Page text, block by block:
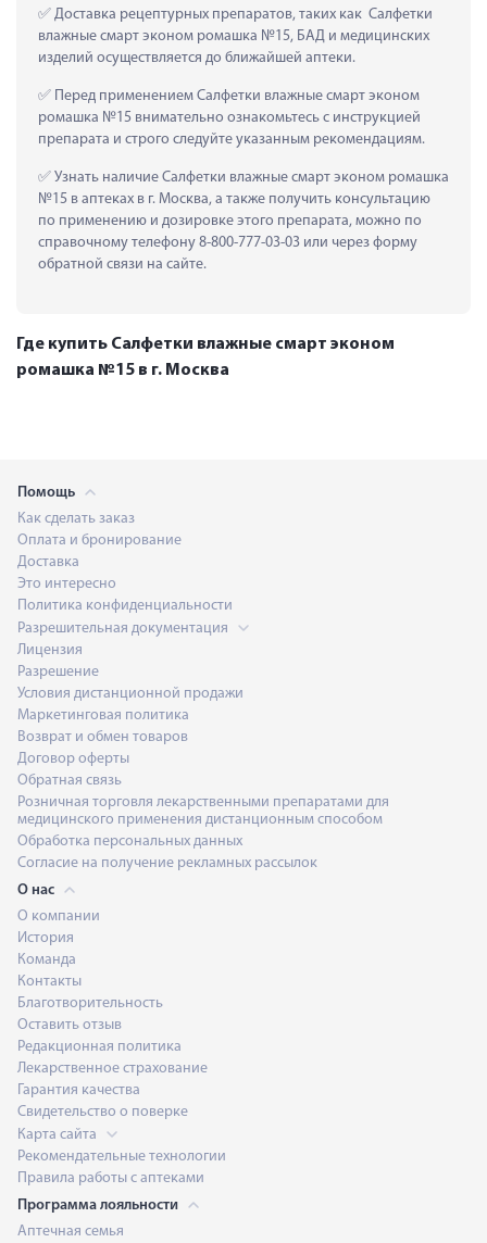
Доставка рецептурных препаратов, таких как  Салфетки
влажные смарт эконом ромашка №15, БАД и медицинских
изделий осуществляется до ближайшей аптеки.
Перед применением Салфетки влажные смарт эконом
ромашка №15 внимательно ознакомьтесь с инструкцией
препарата и строго следуйте указанным рекомендациям.
Узнать наличие Салфетки влажные смарт эконом ромашка
№15 в аптеках в г. Москва, а также получить консультацию
по применению и дозировке этого препарата, можно по
справочному телефону 8-800-777-03-03 или через форму
обратной связи на сайте.
Где купить Салфетки влажные смарт эконом
ромашка №15 в г. Москва
Помощь
Как сделать заказ
Оплата и бронирование
Доставка
Это интересно
Политика конфиденциальности
Разрешительная документация
Лицензия
Разрешение
Условия дистанционной продажи
Маркетинговая политика
Возврат и обмен товаров
Договор оферты
Обратная связь
Розничная торговля лекарственными препаратами для
медицинского применения дистанционным способом
Обработка персональных данных
Согласие на получение рекламных рассылок
О нас
О компании
История
Команда
Контакты
Благотворительность
Оставить отзыв
Редакционная политика
Лекарственное страхование
Гарантия качества
Свидетельство о поверке
Карта сайта
Рекомендательные технологии
Правила работы с аптеками
Программа лояльности
Аптечная семья